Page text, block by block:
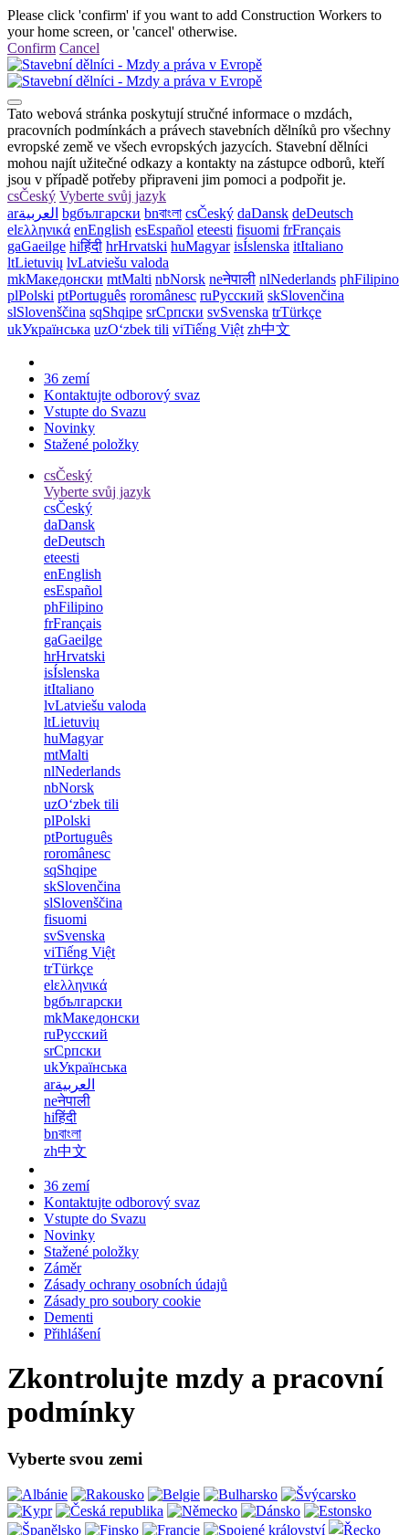
Please click 'confirm' if you want to add Construction Workers to
your home screen, or 'cancel' otherwise.
Confirm Cancel
Tato webová stránka poskytují stručné informace o mzdách,
pracovních podmínkách a právech stavebních dělníků pro všechny
evropské země ve všech evropských jazycích. Stavební dělníci
mohou najít užitečné odkazy a kontakty na zástupce odborů, kteří
jsou v případě potřeby připraveni jim pomoci a podpořit je.
csČeský Vyberte svůj jazyk
arالعربية bgбългарски bnবাংলা csČeský daDansk deDeutsch
elελληνικά enEnglish esEspañol eteesti fisuomi frFrançais
gaGaeilge hiहिंदी hrHrvatski huMagyar isÍslenska itItaliano
ltLietuvių lvLatviešu valoda
mkМакедонски mtMalti nbNorsk neनेपाली nlNederlands phFilipino
plPolski ptPortuguês roromânesc ruРусский skSlovenčina
slSlovenščina sqShqipe srСрпски svSvenska trTürkçe
ukУкраїнська uzOʻzbek tili viTiếng Việt zh中文
36 zemí
Kontaktujte odborový svaz
Vstupte do Svazu
Novinky
Stažené položky
csČeský
Vyberte svůj jazyk
csČeský
daDansk
deDeutsch
eteesti
enEnglish
esEspañol
phFilipino
frFrançais
gaGaeilge
hrHrvatski
isÍslenska
itItaliano
lvLatviešu valoda
ltLietuvių
huMagyar
mtMalti
nlNederlands
nbNorsk
uzOʻzbek tili
plPolski
ptPortuguês
roromânesc
sqShqipe
skSlovenčina
slSlovenščina
fisuomi
svSvenska
viTiếng Việt
trTürkçe
elελληνικά
bgбългарски
mkМакедонски
ruРусский
srСрпски
ukУкраїнська
arالعربية
neनेपाली
hiहिंदी
bnবাংলা
zh中文
36 zemí
Kontaktujte odborový svaz
Vstupte do Svazu
Novinky
Stažené položky
Záměr
Zásady ochrany osobních údajů
Zásady pro soubory cookie
Dementi
Přihlášení
Zkontrolujte mzdy a pracovní
podmínky
Vyberte svou zemi